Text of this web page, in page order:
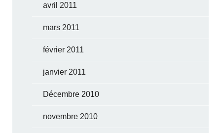
avril 2011
mars 2011
février 2011
janvier 2011
Décembre 2010
novembre 2010